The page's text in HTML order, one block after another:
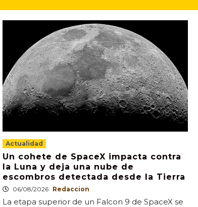
Actualidad
Un cohete de SpaceX impacta contra
la Luna y deja una nube de
escombros detectada desde la Tierra
06/08/2026 Redaccion
La etapa superior de un Falcon 9 de SpaceX se